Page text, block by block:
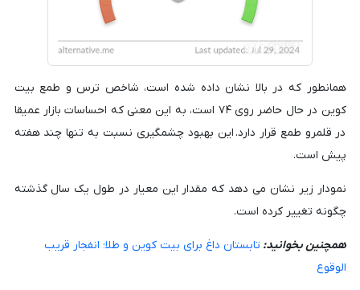
همانطور که در بالا نشان داده شده است، شاخص ترس و طمع بیت
کوین در حال حاضر روی ۷۴ است، به این معنی که احساسات بازار عمیقا
در قلمرو طمع قرار دارد. این بهبود چشمگیری نسبت به تنها چند هفته
پیش است.
نمودار زیر نشان می دهد که مقدار این معیار در طول یک سال گذشته
چگونه تغییر کرده است.
همچنین بخوانید: تابستان داغ برای بیت کوین و طلا؛ انفجار قریب
الوقوع